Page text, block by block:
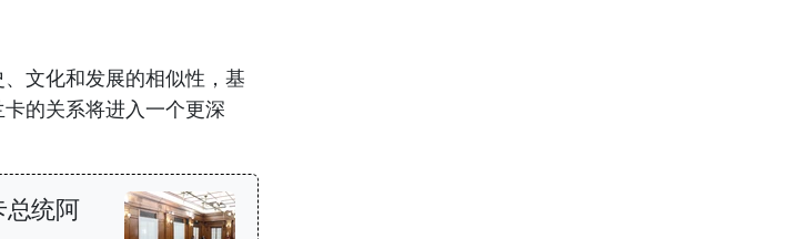
文化和发展的相似性，基
的关系将进入一个更深
总统阿